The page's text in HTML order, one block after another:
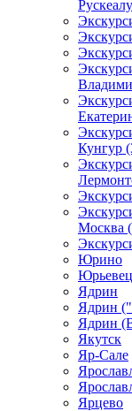
Кунгур
Москва
Юрино
Юрьевец
Ядрин
Ядрин
Ядрин
Якутск
Яр-Сале
Ярцево